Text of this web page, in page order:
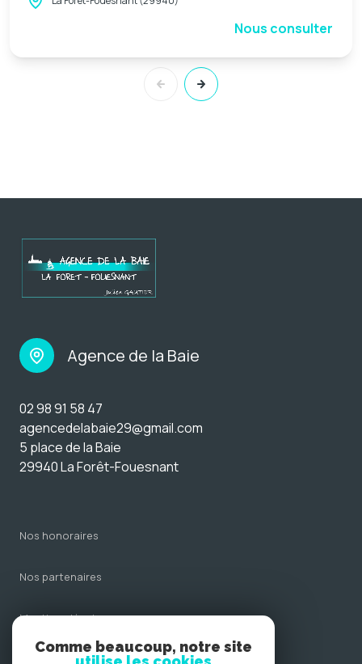
Nous consulter
Agence de la Baie
02 98 91 58 47
agencedelabaie29@gmail.com
5 place de la Baie
29940 La Forêt-Fouesnant
nos honoraires
nos partenaires
mentions légales
Comme beaucoup, notre site